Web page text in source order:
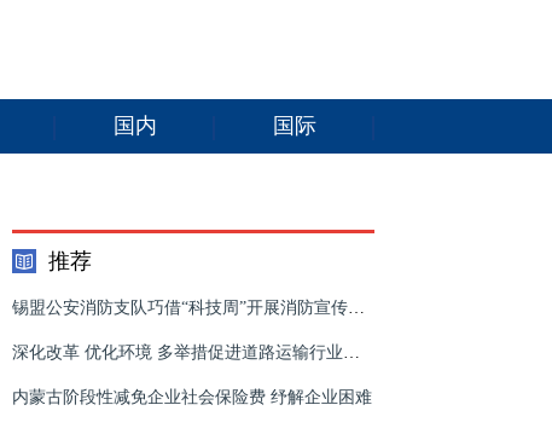
国内 国际
推荐
锡盟公安消防支队巧借“科技周”开展消防宣传吸引数百名群众驻足观看
深化改革 优化环境 多举措促进道路运输行业降本减负
内蒙古阶段性减免企业社会保险费 纾解企业困难